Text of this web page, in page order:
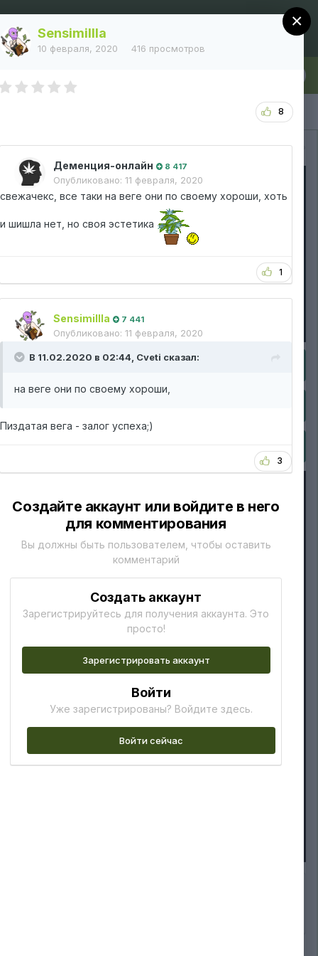
Уже зарегистрированы? Войти Регистрация
Вся активность
×
Sensimillla
10 февраля, 2020 416 просмотров
8
Деменция-онлайн 8 417
Опубликовано: 11 февраля, 2020
свежачекс, все таки на веге они по своему хороши, хоть
и шишла нет, но своя эстетика
1
Sensimillla 7 441
Опубликовано: 11 февраля, 2020
В 11.02.2020 в 02:44, Cveti сказал:
на веге они по своему хороши,
Пиздатая вега - залог успеха;)
3
Создайте аккаунт или войдите в него
для комментирования
Вы должны быть пользователем, чтобы оставить
комментарий
Создать аккаунт
Зарегистрируйтесь для получения аккаунта. Это
просто!
Зарегистрировать аккаунт
Войти
Уже зарегистрированы? Войдите здесь.
Войти сейчас